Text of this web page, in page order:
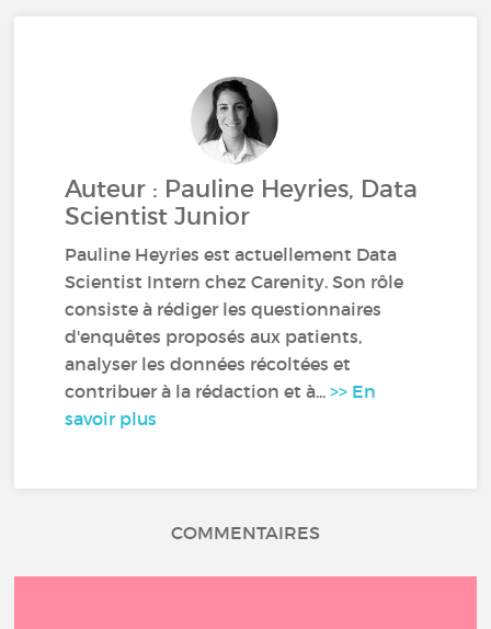
Auteur : Pauline Heyries, Data
Scientist Junior
Pauline Heyries est actuellement Data
Scientist Intern chez Carenity. Son rôle
consiste à rédiger les questionnaires
d'enquêtes proposés aux patients,
analyser les données récoltées et
contribuer à la rédaction et à...>> En
savoir plus
COMMENTAIRES